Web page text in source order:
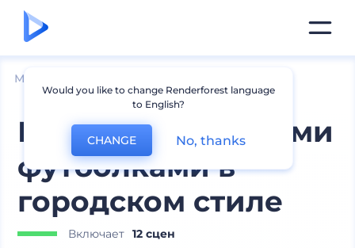
Мокапы
Макеты с мужскими
футболками в
городском стиле
Включает 12 сцен
Would you like to change Renderforest language
to English?
CHANGE No, thanks